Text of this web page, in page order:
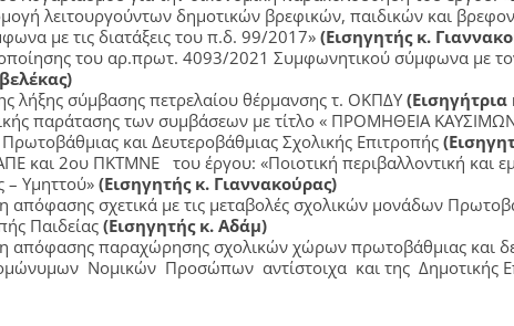
λειτουργούντων δημοτικών βρεφικών, παιδικών και
με τις διατάξεις του π.δ. 99/2017» (Εισηγητής κ.
του αρ.πρωτ. 4093/2021 Συμφωνητικού σύμφωνα με
λήξης σύμβασης πετρελαίου θέρμανσης τ. ΟΚΠΔΥ
παράτασης των συμβάσεων με τίτλο « ΠΡΟΜΗΘΕΙΑ
και Δευτεροβάθμιας Σχολικής Επιτροπής
και 2ου ΠΚΤΜΝΕ του έργου: «Ποιοτική περιβαλλοντική και
Υμηττού» (Εισηγητής κ. Γιαννακούρας)
απόφασης σχετικά με τις μεταβολές σχολικών μονάδων
Παιδείας (Εισηγητής κ. Αδάμ)
απόφασης παραχώρησης σχολικών χώρων πρωτοβάθμιας και
Νομικών Προσώπων αντίστοιχα και της Δημοτικής